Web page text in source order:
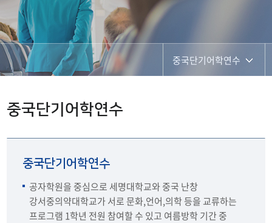
중국단기어학연수
중국단기어학연수
중국단기어학연수
공자학원을 중심으로 세명대학교와 중국 난창
강서중의약대학교가 서로 문화,언어,의학 등을 교류하는
프로그램 1학년 전원 참여할 수 있고 여름방학 기간 중